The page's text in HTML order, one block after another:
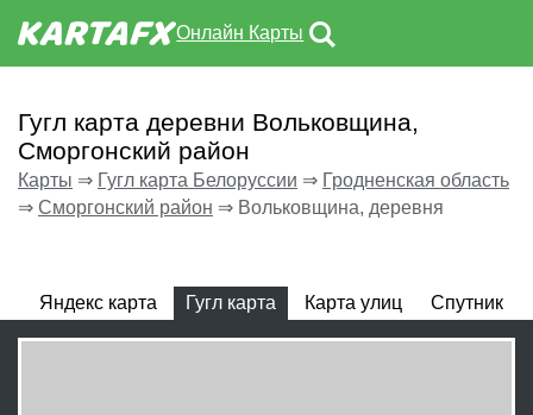
Онлайн Карты
Гугл карта деревни Вольковщина,
Сморгонский район
Карты ⇒ Гугл карта Белоруссии ⇒ Гродненская область
⇒ Сморгонский район ⇒ Вольковщина, деревня
Яндекс карта Гугл карта Карта улиц Спутник